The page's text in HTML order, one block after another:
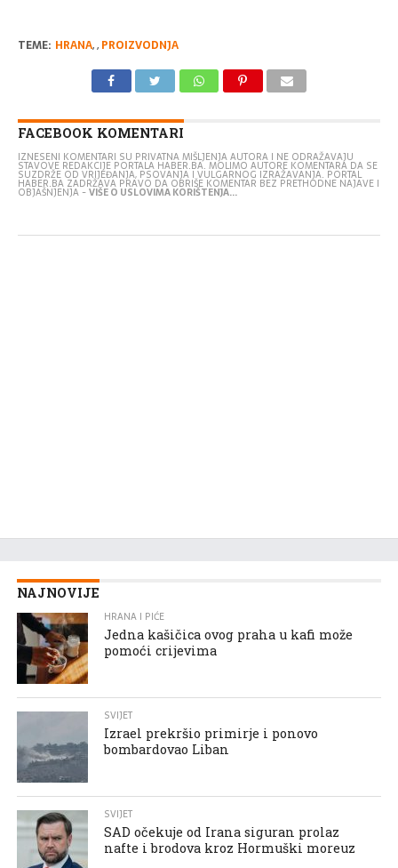
TEME: HRANA,, PROIZVODNJA
FACEBOOK KOMENTARI
IZNESENI KOMENTARI SU PRIVATNA MIŠLJENJA AUTORA I NE ODRAŽAVAJU
STAVOVE REDAKCIJE PORTALA HABER.BA. MOLIMO AUTORE KOMENTARA DA SE
SUZDRŽE OD VRIJEĐANJA, PSOVANJA I VULGARNOG IZRAŽAVANJA. PORTAL
HABER.BA ZADRŽAVA PRAVO DA OBRIŠE KOMENTAR BEZ PRETHODNE NAJAVE I
OBJAŠNJENJA -VIŠE O USLOVIMA KORIŠTENJA...
NAJNOVIJE
HRANA I PIĆE
Jedna kašičica ovog praha u kafi može
pomoći crijevima
SVIJET
Izrael prekršio primirje i ponovo
bombardovao Liban
SVIJET
SAD očekuje od Irana siguran prolaz
nafte i brodova kroz Hormuški moreuz